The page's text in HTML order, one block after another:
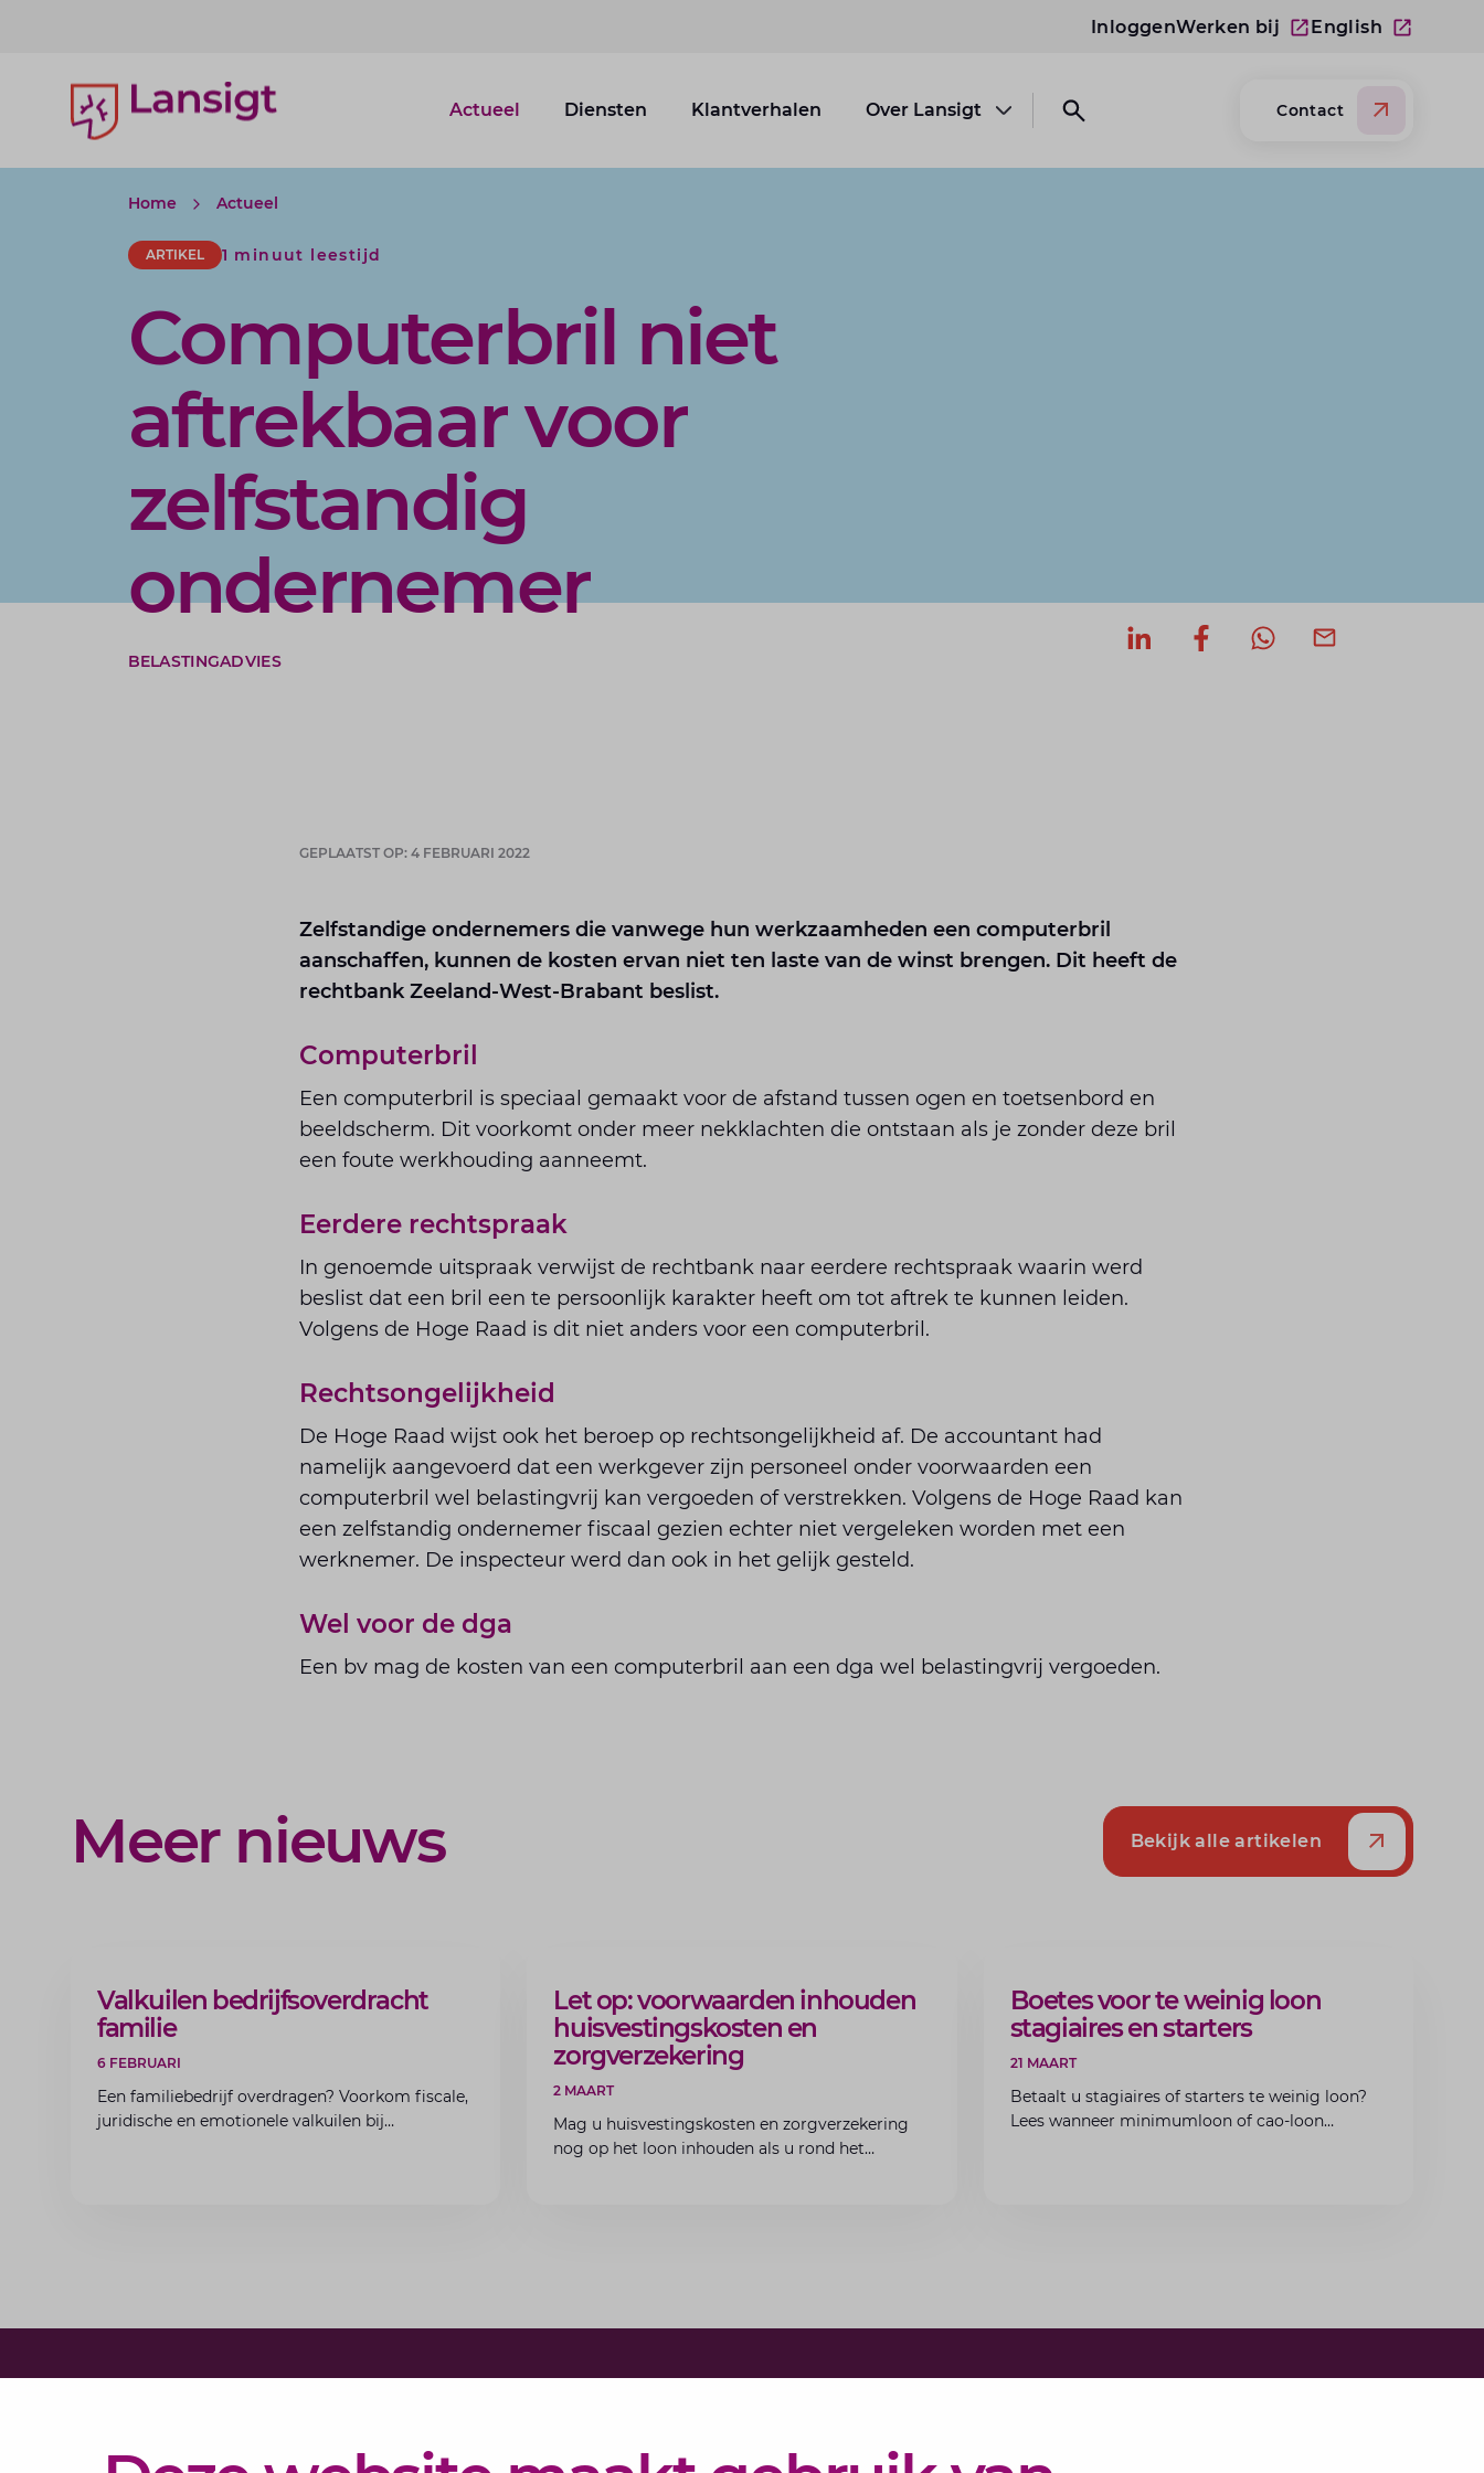
InloggenWerken bij English
Lansigt Accountants logo
Actueel Diensten Klantverhalen Over Lansigt
Open submenu Over Lansigt
Open search website
Contact
Home Actueel
ARTIKEL 1 minuut leestijd
Computerbril niet
aftrekbaar voor
zelfstandig
ondernemer
BELASTINGADVIES
GEPLAATST OP: 4 FEBRUARI 2022
Zelfstandige ondernemers die vanwege hun werkzaamheden een computerbril
aanschaffen, kunnen de kosten ervan niet ten laste van de winst brengen. Dit heeft de
rechtbank Zeeland-West-Brabant beslist.
Computerbril
Een computerbril is speciaal gemaakt voor de afstand tussen ogen en toetsenbord en
beeldscherm. Dit voorkomt onder meer nekklachten die ontstaan als je zonder deze bril
een foute werkhouding aanneemt.
Eerdere rechtspraak
In genoemde uitspraak verwijst de rechtbank naar eerdere rechtspraak waarin werd
beslist dat een bril een te persoonlijk karakter heeft om tot aftrek te kunnen leiden.
Volgens de Hoge Raad is dit niet anders voor een computerbril.
Rechtsongelijkheid
De Hoge Raad wijst ook het beroep op rechtsongelijkheid af. De accountant had
namelijk aangevoerd dat een werkgever zijn personeel onder voorwaarden een
computerbril wel belastingvrij kan vergoeden of verstrekken. Volgens de Hoge Raad kan
een zelfstandig ondernemer fiscaal gezien echter niet vergeleken worden met een
werknemer. De inspecteur werd dan ook in het gelijk gesteld.
Wel voor de dga
Een bv mag de kosten van een computerbril aan een dga wel belastingvrij vergoeden.
Meer nieuws Bekijk alle artikelen
ARTIKEL
Valkuilen bedrijfsoverdracht
familie
6 FEBRUARI
Een familiebedrijf overdragen? Voorkom fiscale,
juridische en emotionele valkuilen bij
ARTIKEL
Let op: voorwaarden inhouden
huisvestingskosten en
zorgverzekering
2 MAART
Mag u huisvestingskosten en zorgverzekering
nog op het loon inhouden als u rond het
ARTIKEL
Boetes voor te weinig loon
stagiaires en starters
21 MAART
Betaalt u stagiaires of starters te weinig loon?
Lees wanneer minimumloon of cao-loon
Actueel
Elke maand bundelen de adviseurs van Lansigt in de